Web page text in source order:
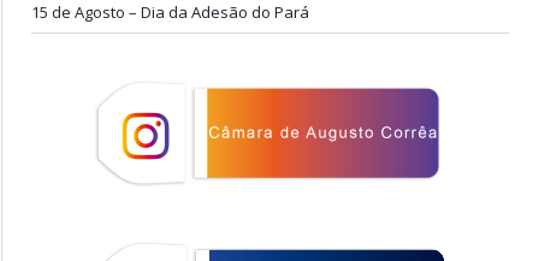
15 de Agosto – Dia da Adesão do Pará